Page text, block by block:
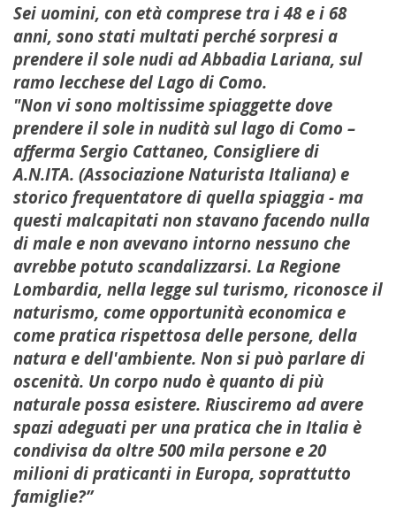
Sei uomini, con età comprese tra i 48 e i 68
anni, sono stati multati perché sorpresi a
prendere il sole nudi ad Abbadia Lariana, sul
ramo lecchese del Lago di Como.
"Non vi sono moltissime spiaggette dove
prendere il sole in nudità sul lago di Como –
afferma Sergio Cattaneo, Consigliere di
A.N.ITA. (Associazione Naturista Italiana) e
storico frequentatore di quella spiaggia - ma
questi malcapitati non stavano facendo nulla
di male e non avevano intorno nessuno che
avrebbe potuto scandalizzarsi. La Regione
Lombardia, nella legge sul turismo, riconosce il
naturismo, come opportunità economica e
come pratica rispettosa delle persone, della
natura e dell'ambiente. Non si può parlare di
oscenità. Un corpo nudo è quanto di più
naturale possa esistere. Riusciremo ad avere
spazi adeguati per una pratica che in Italia è
condivisa da oltre 500 mila persone e 20
milioni di praticanti in Europa, soprattutto
famiglie?”